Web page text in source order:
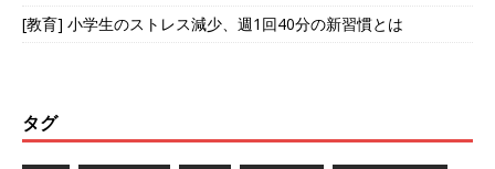
[教育] 小学生のストレス減少、週1回40分の新習慣とは
タグ